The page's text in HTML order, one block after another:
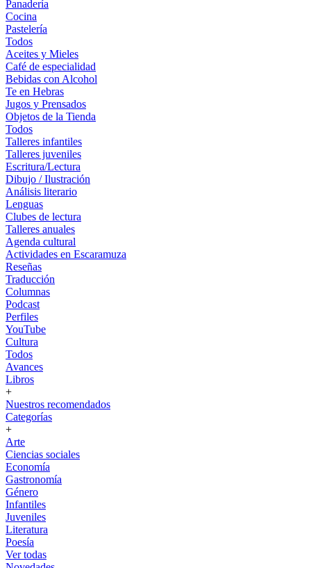
Panadería
Cocina
Pastelería
Todos
Aceites y Mieles
Café de especialidad
Bebidas con Alcohol
Te en Hebras
Jugos y Prensados
Objetos de la Tienda
Todos
Talleres infantiles
Talleres juveniles
Escritura/Lectura
Dibujo / Ilustración
Análisis literario
Lenguas
Clubes de lectura
Talleres anuales
Agenda cultural
Actividades en Escaramuza
Reseñas
Traducción
Columnas
Podcast
Perfiles
YouTube
Cultura
Todos
Avances
Libros
+
Nuestros recomendados
Categorías
+
Arte
Ciencias sociales
Economía
Gastronomía
Género
Infantiles
Juveniles
Literatura
Poesía
Ver todas